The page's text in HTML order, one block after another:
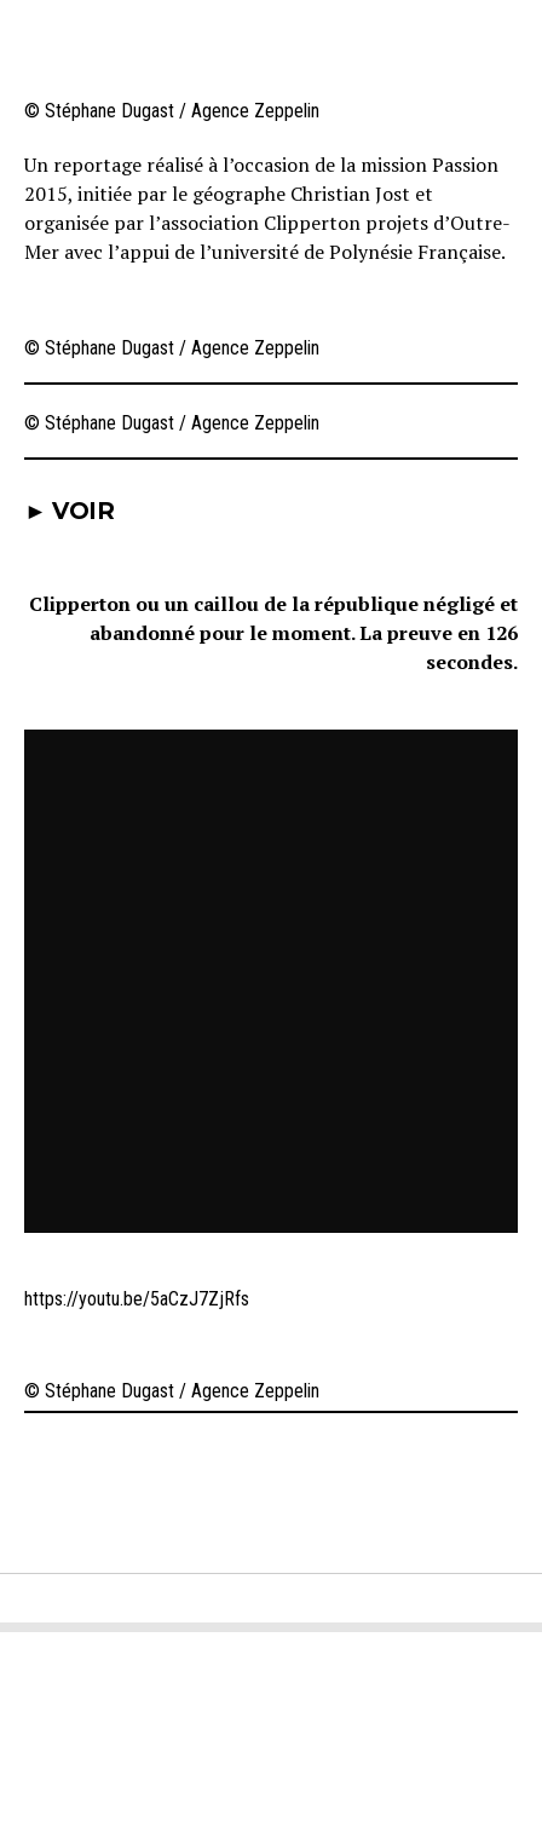
© Stéphane Dugast / Agence Zeppelin
Un reportage réalisé à l’occasion de la mission Passion
2015, initiée par le géographe Christian Jost et
organisée par l’association Clipperton projets d’Outre-
Mer avec l’appui de l’université de Polynésie Française.
© Stéphane Dugast / Agence Zeppelin
© Stéphane Dugast / Agence Zeppelin
► VOIR
Clipperton ou un caillou de la république négligé et
abandonné pour le moment. La preuve en 126
secondes.
https://youtu.be/5aCzJ7ZjRfs
© Stéphane Dugast / Agence Zeppelin